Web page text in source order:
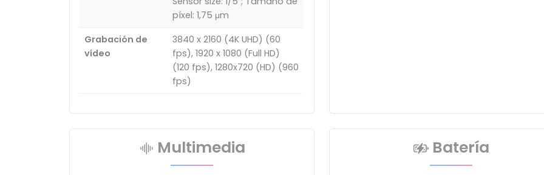
píxel: 1,75 μm
Grabación de
vídeo
3840 x 2160 (4K UHD) (60
fps), 1920 x 1080 (Full HD)
(120 fps), 1280x720 (HD) (960
fps)
Multimedia Batería